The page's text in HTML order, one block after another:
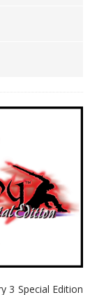
3 Special Edition